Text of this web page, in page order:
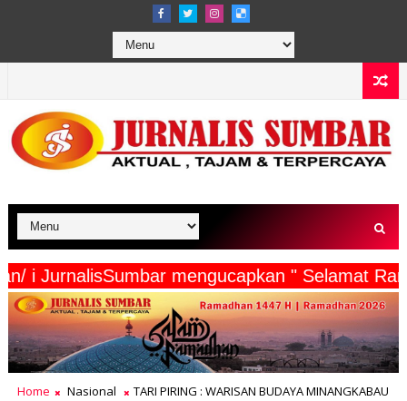
i JurnalisSumbar mengucapkan "
Home Nasional TARI PIRING : WARISAN BUDAYA MINANGKABAU